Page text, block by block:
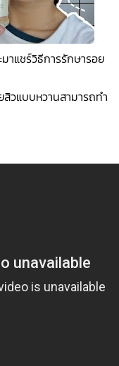
าแชร์วิธีการรักษารอย
วแบบหวานสามารถทำ